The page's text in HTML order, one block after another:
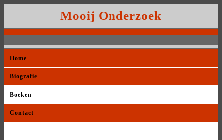
Mooij Onderzoek
Home
Biografie
Boeken
Contact